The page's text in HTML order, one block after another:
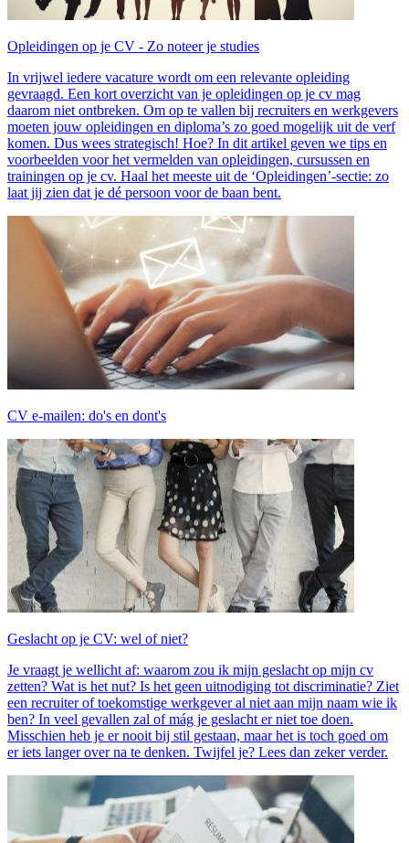
Opleidingen op je CV - Zo noteer je studies
In vrijwel iedere vacature wordt om een relevante opleiding
gevraagd. Een kort overzicht van je opleidingen op je cv mag
daarom niet ontbreken. Om op te vallen bij recruiters en werkgevers
moeten jouw opleidingen en diploma’s zo goed mogelijk uit de verf
komen. Dus wees strategisch! Hoe? In dit artikel geven we tips en
voorbeelden voor het vermelden van opleidingen, cursussen en
trainingen op je cv. Haal het meeste uit de ‘Opleidingen’-sectie: zo
laat jij zien dat je dé persoon voor de baan bent.
CV e-mailen: do's en dont's
Geslacht op je CV: wel of niet?
Je vraagt je wellicht af: waarom zou ik mijn geslacht op mijn cv
zetten? Wat is het nut? Is het geen uitnodiging tot discriminatie? Ziet
een recruiter of toekomstige werkgever al niet aan mijn naam wie ik
ben? In veel gevallen zal of mág je geslacht er niet toe doen.
Misschien heb je er nooit bij stil gestaan, maar het is toch goed om
er iets langer over na te denken. Twijfel je? Lees dan zeker verder.